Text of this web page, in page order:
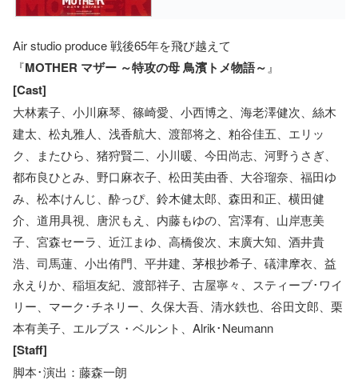
Air studio produce 戦後65年を飛び越えて
『MOTHER マザー ～特攻の母 鳥濱トメ物語～』
[Cast]
大林素子、小川麻琴、篠崎愛、小西博之、海老澤健次、絲木
建太、松丸雅人、浅香航大、渡部将之、粕谷佳五、エリッ
ク、またひら、猪狩賢二、小川暖、今田尚志、河野うさぎ、
都布良ひとみ、野口麻衣子、松田芙由香、大谷瑠奈、福田ゆ
み、松本けんじ、酔っぴ、鈴木健太郎、森田和正、横田健
介、道用具視、唐沢もえ、内藤もゆの、宮澤有、山岸恵美
子、宮森セーラ、近江まゆ、高橋俊次、末廣大知、酒井貴
浩、司馬蓮、小出侑門、平井建、茅根抄希子、礒津摩衣、益
永えりか、稲垣友紀、渡部祥子、古屋寧々、スティーブ･ワイ
リー、マーク･チネリー、久保大吾、清水鉄也、谷田文郎、栗
本有美子、エルブス・ベルント、Alrik･Neumann
[Staff]
脚本･演出：藤森一朗